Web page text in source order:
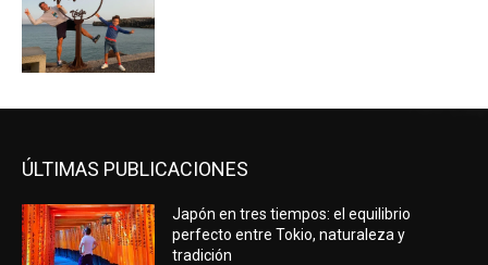
ÚLTIMAS PUBLICACIONES
Japón en tres tiempos: el equilibrio
perfecto entre Tokio, naturaleza y
tradición